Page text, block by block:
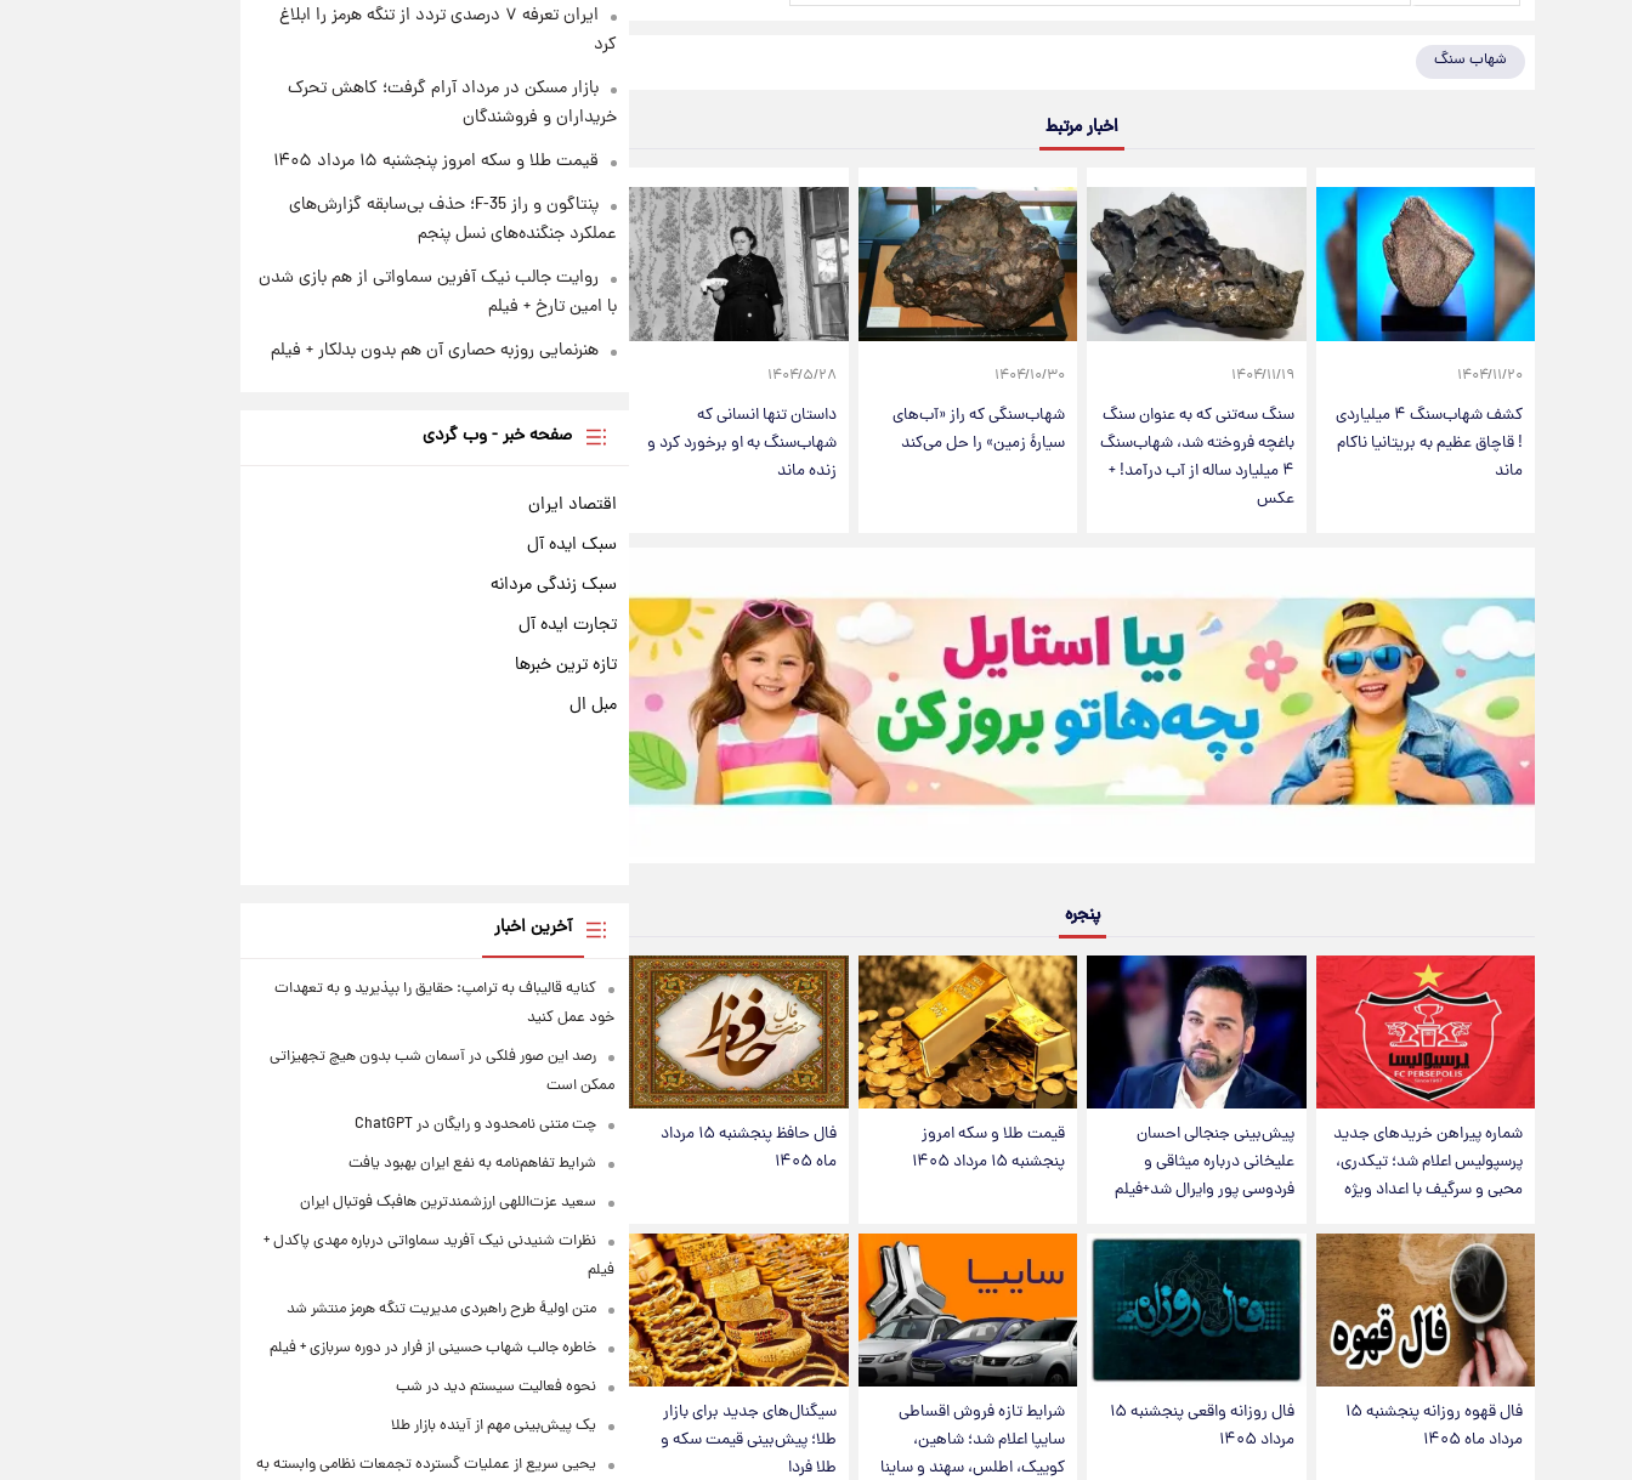
شهاب سنگ
اخبار مرتبط
۱۴۰۴/۱۱/۲۰
کشف شهاب‌سنگ ۴ میلیاردی
! قاچاق عظیم به بریتانیا ناکام
ماند
۱۴۰۴/۱۱/۱۹
سنگ سه‌تنی که به عنوان سنگ
باغچه فروخته شد، شهاب‌سنگ
۴ میلیارد ساله از آب درآمد! +
عکس
۱۴۰۴/۱۰/۳۰
شهاب‌سنگی که راز «آب‌های
سیارۀ زمین» را حل می‌کند
۱۴۰۴/۵/۲۸
داستان تنها انسانی که
شهاب‌سنگ به او برخورد کرد و
زنده ماند
پنجره
شماره پیراهن خریدهای جدید
پرسپولیس اعلام شد؛ تیکدری،
محبی و سرگیف با اعداد ویژه
پیش‌بینی جنجالی احسان
علیخانی درباره میثاقی و
فردوسی پور وایرال شد+فیلم
قیمت طلا و سکه امروز
پنجشنبه ۱۵ مرداد ۱۴۰۵
فال حافظ پنجشنبه ۱۵ مرداد
ماه ۱۴۰۵
فال قهوه روزانه پنجشنبه ۱۵
مرداد ماه ۱۴۰۵
فال روزانه واقعی پنجشنبه ۱۵
مرداد ۱۴۰۵
شرایط تازه فروش اقساطی
سایپا اعلام شد؛ شاهین،
کوییک، اطلس، سهند و ساینا
سیگنال‌های جدید برای بازار
طلا؛ پیش‌بینی قیمت سکه و
طلا فردا
ایران تعرفه ۷ درصدی تردد از تنگه هرمز را ابلاغ
کرد
بازار مسکن در مرداد آرام گرفت؛ کاهش تحرک
خریداران و فروشندگان
قیمت طلا و سکه امروز پنجشنبه ۱۵ مرداد ۱۴۰۵
پنتاگون و راز F-35؛ حذف بی‌سابقه گزارش‌های
عملکرد جنگنده‌های نسل پنجم
روایت جالب نیک آفرین سماواتی از هم بازی شدن
با امین تارخ + فیلم
هنرنمایی روزبه حصاری آن هم بدون بدلکار + فیلم
صفحه خبر - وب گردی
اقتصاد ایران
سبک ایده آل
سبک زندگی مردانه
تجارت ایده آل
تازه ترین خبرها
مبل ال
آخرین اخبار
کنایه قالیباف به ترامپ: حقایق را بپذیرید و به تعهدات
خود عمل کنید
رصد این صور فلکی در آسمان شب بدون هیچ تجهیزاتی
ممکن است
چت متنی نامحدود و رایگان در ChatGPT
شرایط تفاهم‌نامه به نفع ایران بهبود یافت
سعید عزت‌اللهی ارزشمندترین هافبک فوتبال ایران
نظرات شنیدنی نیک آفرید سماواتی درباره مهدی پاکدل +
فیلم
متن اولیۀ طرح راهبردی مدیریت تنگه هرمز منتشر شد
خاطره جالب شهاب حسینی از فرار در دوره سربازی + فیلم
نحوه فعالیت سیستم دید در شب
یک پیش‌بینی مهم از آینده بازار طلا
یحیی سریع از عملیات گسترده تجمعات نظامی وابسته به